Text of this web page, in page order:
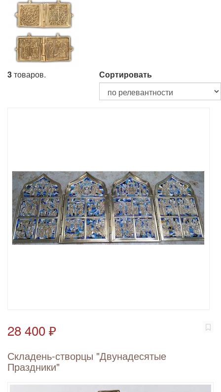
3товаров. Сортировать
28 400 ₽
Складень-створцы "Двунадесятые
Праздники"